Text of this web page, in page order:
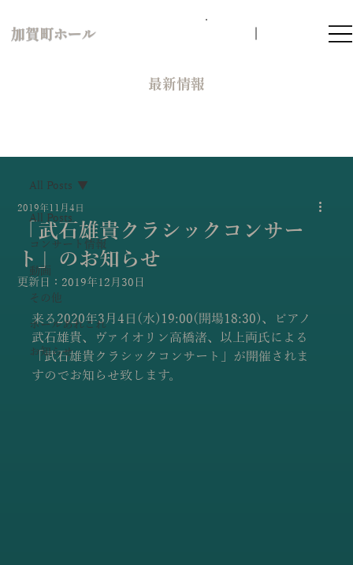
加賀町ホール
​最新情報
All Posts
コンサート情報
動画
その他
ホールあれこれ
お知らせ
All Posts
「武石雄貴クラシックコンサー
ト」のお知らせ
2019年11月4日
更新日： 2019年12月30日
来る2020年3月4日(水)19:00(開場18:30)、ピアノ
武石雄貴、ヴァイオリン高橋渚、以上両氏による
「武石雄貴クラシックコンサート」が開催されま
すのでお知らせ致します。